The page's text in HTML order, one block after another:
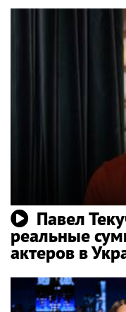
Павел
реальные
актеров в